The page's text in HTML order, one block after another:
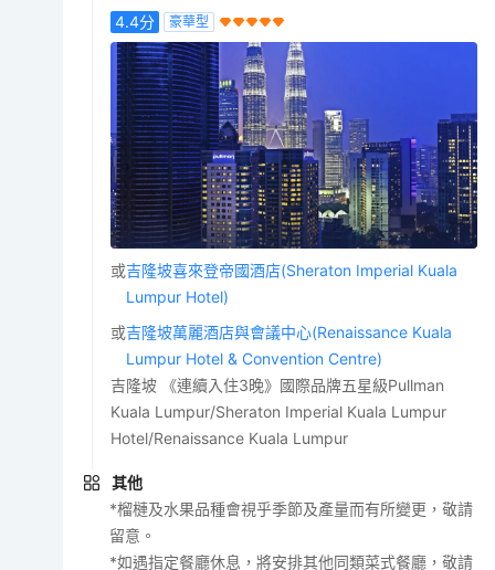
4.4分 豪華型
或吉隆坡喜來登帝國酒店(Sheraton Imperial Kuala
Lumpur Hotel)
或吉隆坡萬麗酒店與會議中心(Renaissance Kuala
Lumpur Hotel & Convention Centre)
吉隆坡 《連續入住3晚》國際品牌五星級Pullman
Kuala Lumpur/Sheraton Imperial Kuala Lumpur
Hotel/Renaissance Kuala Lumpur
其他
*榴槤及水果品種會視乎季節及產量而有所變更，敬請
留意。
*如遇指定餐廳休息，將安排其他同類菜式餐廳，敬請